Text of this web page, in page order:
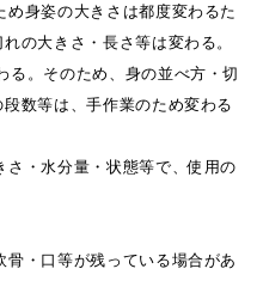
身姿の大きさは都度変わるた
の大きさ・長さ等は変わる。
る。そのため、身の並べ方・切
数等は、手作業のため変わる
・水分量・状態等で、使用の
・口等が残っている場合があ